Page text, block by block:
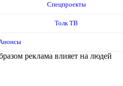
Спецпроекты
Толк ТВ
реклама влияет на людей